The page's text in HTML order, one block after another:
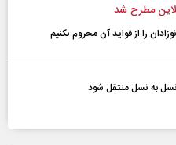
مطرح شد
را از فواید آن محروم نکنیم
به نسل منتقل شود